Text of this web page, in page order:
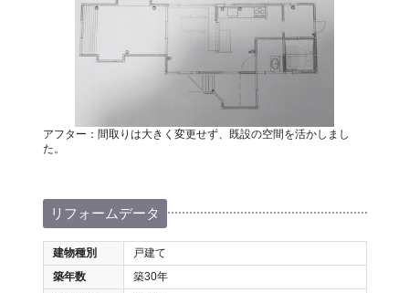
アフター：間取りは大きく変更せず、既設の空間を活かしまし
た。
リフォームデータ
建物種別
戸建て
築年数
築30年